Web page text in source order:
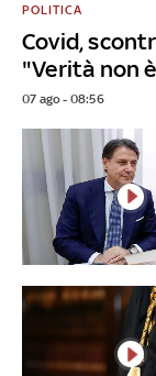
Covid,
"Verità non
POLITICA
07 ago - 08:56